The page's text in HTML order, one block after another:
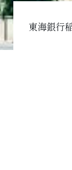
東海銀行